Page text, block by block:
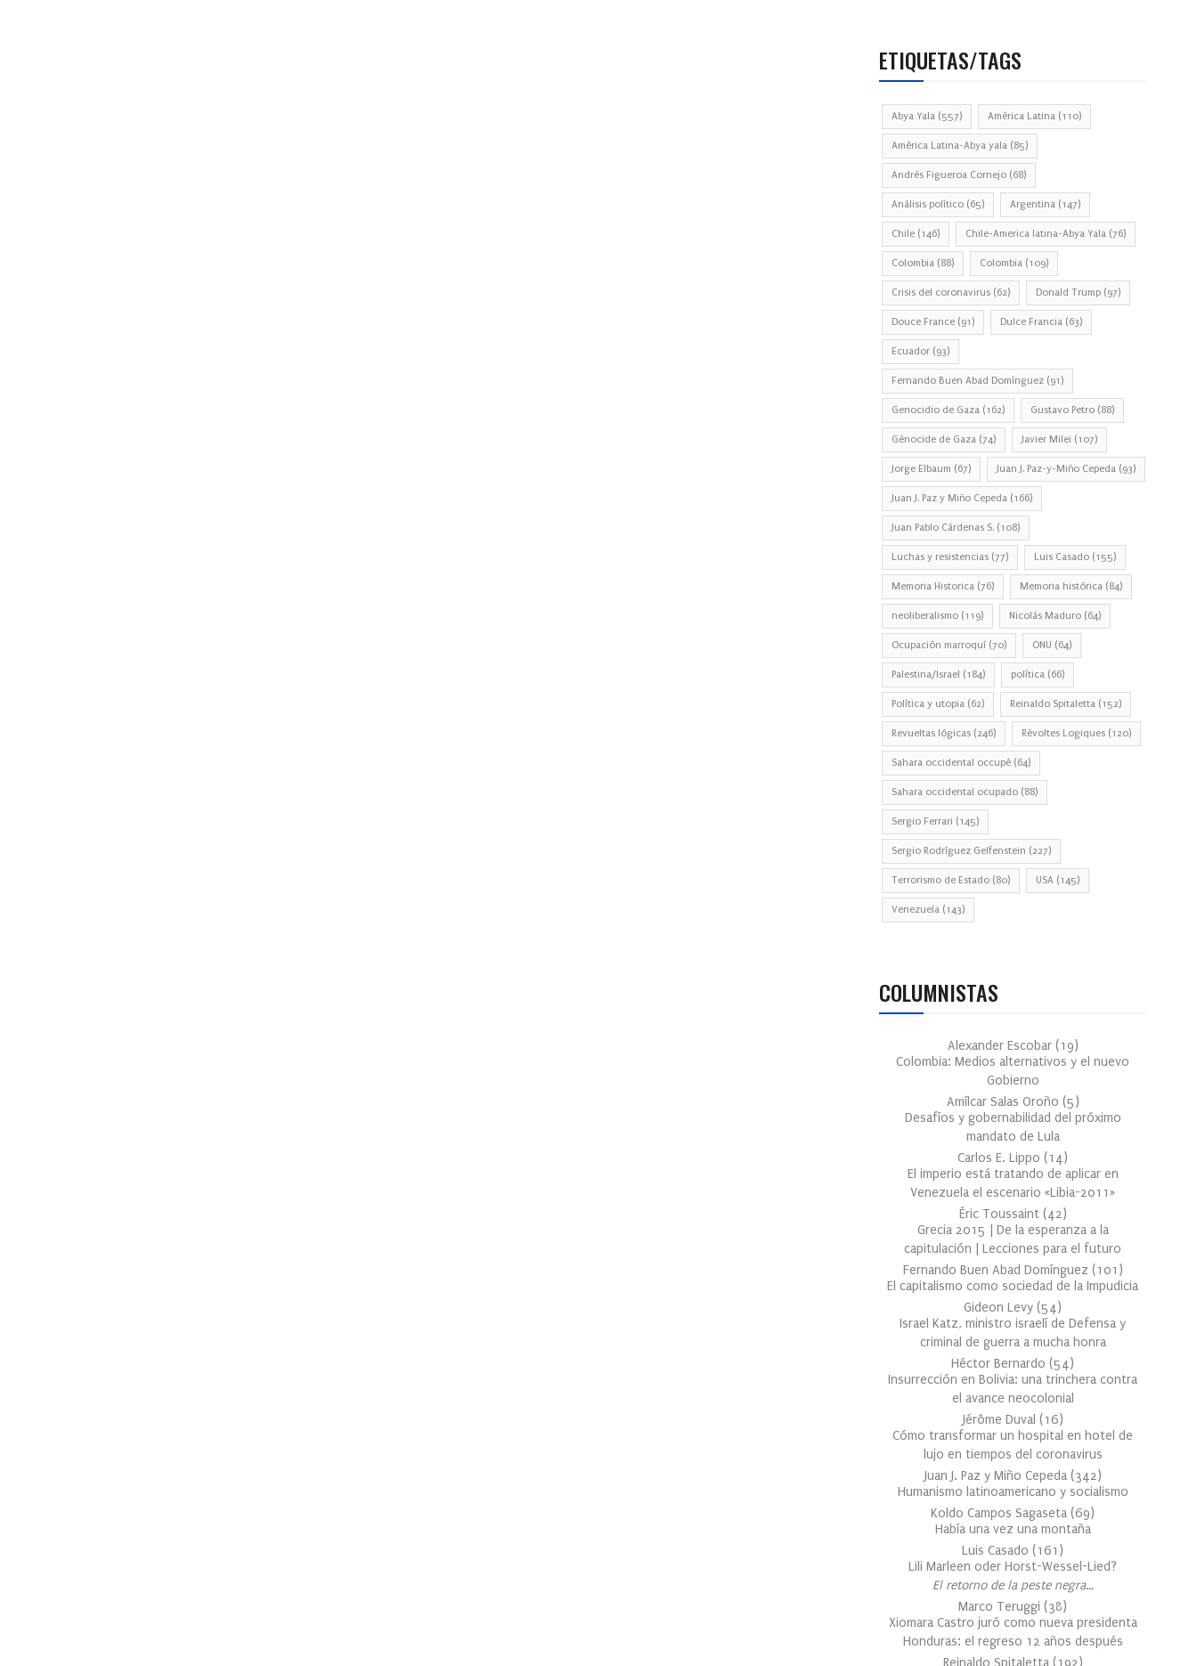
ETIQUETAS/TAGS
Abya Yala (557) América Latina (110)
América Latina-Abya yala (85)
Andrés Figueroa Cornejo (68)
Análisis político (65) Argentina (147)
Chile (146) Chile-America latina-Abya Yala (76)
Colombia (88) Colombia (109)
Crisis del coronavirus (62) Donald Trump (97)
Douce France (91) Dulce Francia (63)
Ecuador (93)
Fernando Buen Abad Domínguez (91)
Genocidio de Gaza (162) Gustavo Petro (88)
Génocide de Gaza (74) Javier Milei (107)
Jorge Elbaum (67) Juan J. Paz-y-Miño Cepeda (93)
Juan J. Paz y Miño Cepeda (166)
Juan Pablo Cárdenas S. (108)
Luchas y resistencias (77) Luis Casado (155)
Memoria Historica (76) Memoria histórica (84)
neoliberalismo (119) Nicolás Maduro (64)
Ocupación marroquí (70) ONU (64)
Palestina/Israel (184) política (66)
Política y utopia (62) Reinaldo Spitaletta (152)
Revueltas lógicas (246) Révoltes Logiques (120)
Sahara occidental occupé (64)
Sahara occidental ocupado (88)
Sergio Ferrari (145)
Sergio Rodríguez Gelfenstein (227)
Terrorismo de Estado (80) USA (145)
Venezuela (143)
COLUMNISTAS
Alexander Escobar (19)
Colombia: Medios alternativos y el nuevo
Gobierno
Amílcar Salas Oroño (5)
Desafíos y gobernabilidad del próximo
mandato de Lula
Carlos E. Lippo (14)
El imperio está tratando de aplicar en
Venezuela el escenario «Libia-2011»
Éric Toussaint (42)
Grecia 2015 | De la esperanza a la
capitulación | Lecciones para el futuro
Fernando Buen Abad Domínguez (101 )
El capitalismo como sociedad de la Impudicia
Gideon Levy (54)
Israel Katz, ministro israelí de Defensa y
criminal de guerra a mucha honra
Héctor Bernardo (54)
Insurrección en Bolivia: una trinchera contra
el avance neocolonial
Jérôme Duval (16)
Cómo transformar un hospital en hotel de
lujo en tiempos del coronavirus
Juan J. Paz y Miño Cepeda (342)
Humanismo latinoamericano y socialismo
Koldo Campos Sagaseta (69)
Había una vez una montaña
Luis Casado (161 )
Lili Marleen oder Horst-Wessel-Lied?
El retorno de la peste negra…
Marco Teruggi (38)
Xiomara Castro juró como nueva presidenta
Honduras: el regreso 12 años después